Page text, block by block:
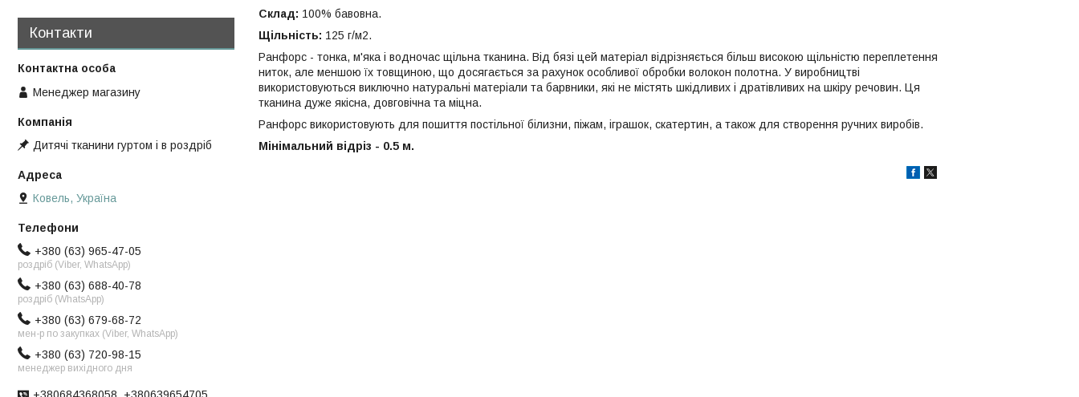
Склад: 100% бавовна.
Щільність: 125 г/м2.
Ранфорс - тонка, м'яка і водночас щільна тканина. Від бязі цей матеріал відрізняється більш високою щільністю переплетення
ниток, але меншою їх товщиною, що досягається за рахунок особливої обробки волокон полотна. У виробництві
використовуються виключно натуральні матеріали та барвники, які не містять шкідливих і дратівливих на шкіру речовин. Ця
тканина дуже якісна, довговічна та міцна.
Ранфорс використовують для пошиття постільної білизни, піжам, іграшок, скатертин, а також для створення ручних виробів.
Мінімальний відріз - 0.5 м.
Контакти
Менеджер магазину
Дитячі тканини гуртом і в роздріб
Ковель, Україна
+380 (63) 965-47-05
роздріб (Viber, WhatsApp)
+380 (63) 688-40-78
роздріб (WhatsApp)
+380 (63) 679-68-72
мен-р по закупках (Viber, WhatsApp)
+380 (63) 720-98-15
менеджер вихідного дня